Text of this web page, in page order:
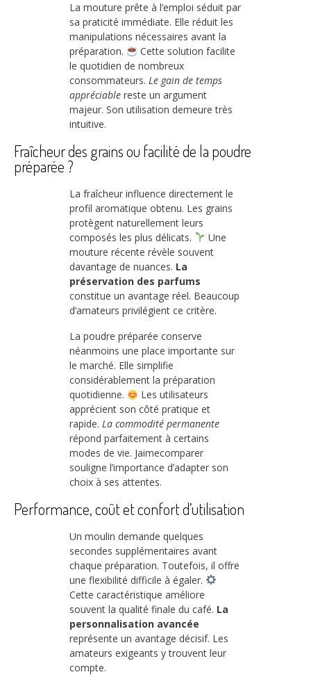
La mouture prête à l’emploi séduit par
sa praticité immédiate. Elle réduit les
manipulations nécessaires avant la
préparation.
Cette solution facilite
le quotidien de nombreux
consommateurs. Le gain de temps
appréciable reste un argument
majeur. Son utilisation demeure très
intuitive.
Fraîcheur des grains ou facilité de la poudre
préparée ?
La fraîcheur influence directement le
profil aromatique obtenu. Les grains
protègent naturellement leurs
composés les plus délicats.
Une
mouture récente révèle souvent
davantage de nuances. La
préservation des parfums
constitue un avantage réel. Beaucoup
d’amateurs privilégient ce critère.
La poudre préparée conserve
néanmoins une place importante sur
le marché. Elle simplifie
considérablement la préparation
quotidienne.
Les utilisateurs
apprécient son côté pratique et
rapide. La commodité permanente
répond parfaitement à certains
modes de vie. Jaimecomparer
souligne l’importance d’adapter son
choix à ses attentes.
Performance, coût et confort d’utilisation
Un moulin demande quelques
secondes supplémentaires avant
chaque préparation. Toutefois, il offre
une flexibilité difficile à égaler.
Cette caractéristique améliore
souvent la qualité finale du café. La
personnalisation avancée
représente un avantage décisif. Les
amateurs exigeants y trouvent leur
compte.